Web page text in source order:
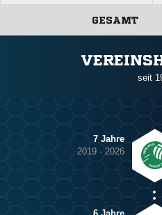
GESAMT
seit
7 Jahre
2019 - 2026